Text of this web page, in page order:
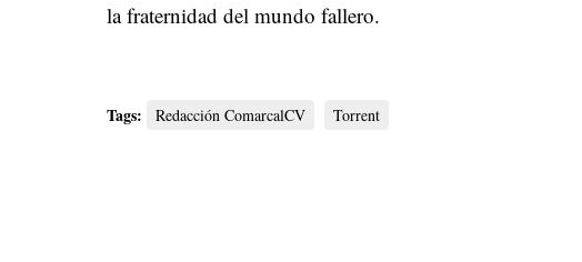
la fraternidad del mundo fallero.
Tags: Redacción ComarcalCV Torrent